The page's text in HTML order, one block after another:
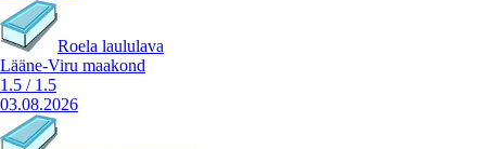
Roela laululava
Lääne-Viru maakond
1.5 / 1.5
03.08.2026